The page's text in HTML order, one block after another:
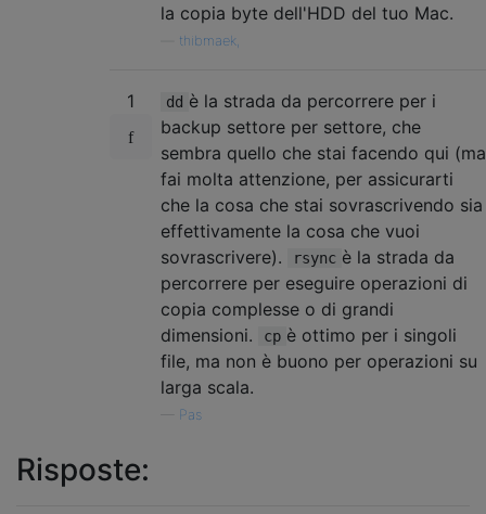
la copia byte dell'HDD del tuo Mac.
thibmaek,
1 dd è la strada da percorrere per i
backup settore per settore, che
sembra quello che stai facendo qui (ma
fai molta attenzione, per assicurarti
che la cosa che stai sovrascrivendo sia
effettivamente la cosa che vuoi
sovrascrivere).
rsync è la strada da
percorrere per eseguire operazioni di
copia complesse o di grandi
dimensioni.
cp è ottimo per i singoli
file, ma non è buono per operazioni su
larga scala.
Pas
Risposte: